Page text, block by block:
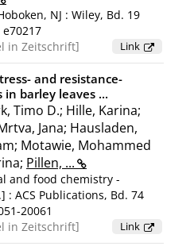
NJ : Wiley, Bd. 19
in Zeitschrift Link
and resistance-
barley leaves ...
Timo D.; Hille, Karina;
Jana; Hausladen,
Motawie, Mohammed
Pillen, ...
and food chemistry -
: ACS Publications, Bd. 74
20061
in Zeitschrift Link